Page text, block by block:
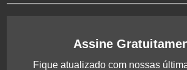
Assine
Fique atualizado com nossas